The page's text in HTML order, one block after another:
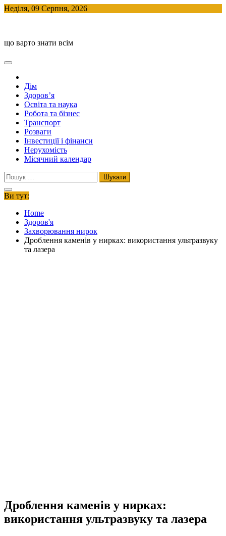
Skip
Неділя, 09 Серпня, 2026
що варто знати всім
Дім
Здоров’я
Освіта та наука
Робота та бізнес
Транспорт
Розваги
Інвестиції і фінанси
Нерухомість
Місячний календар
Пошук:
Ви тут:
Home
Здоров'я
Захворювання нирок
Дроблення каменів у нирках: використання ультразвуку
та лазера
Дроблення каменів у нирках:
використання ультразвуку та лазера